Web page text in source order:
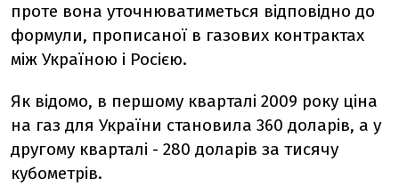
проте вона уточнюватиметься відповідно до
формули, прописаної в газових контрактах
між Україною і Росією.
Як відомо, в першому кварталі 2009 року ціна
на газ для України становила 360 доларів, а у
другому кварталі - 280 доларів за тисячу
кубометрів.